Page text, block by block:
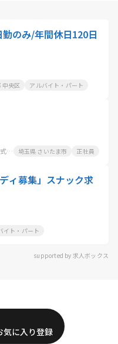
のみ/年間休日120日
中央区 アルバイト・パート
ヒョンチャンプルコギ さいたま新都心店/株式会社 コーフク 埼玉県 さいたま市 正社員
ィ募集」スナック求
イト・パート
supported by 求人ボックス
に入り登録